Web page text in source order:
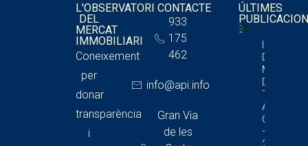
L'OBSERVATORI
DEL
MERCAT
IMMOBILIARI
Coneixement
per
donar
transparència
i
CONTACTE
933
175
462
info@api.info
Gran Via
de les
ÚLTIMES
Informe
Del
Mercat
De
Trasters
A
Catalunya
– 4T